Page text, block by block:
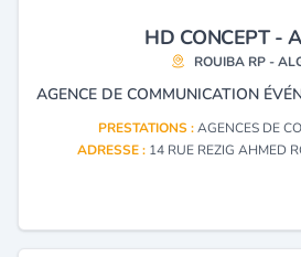
HD CONCEPT -
ROUIBA RP -
PRESTATIONS :AGENCES DE
ADRESSE : 14 RUE REZIG AHMED